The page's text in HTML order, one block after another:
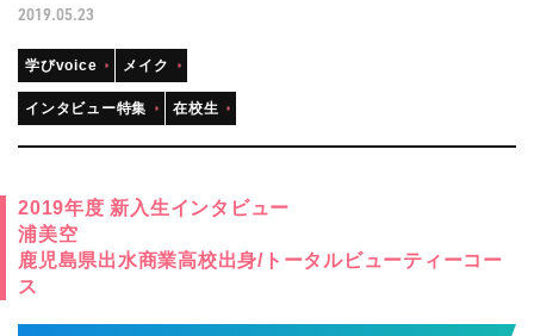
2019.05.23
学びvoice メイク
インタビュー特集 在校生
2019年度 新入生インタビュー
浦美空
鹿児島県出水商業高校出身/トータルビューティーコー
ス